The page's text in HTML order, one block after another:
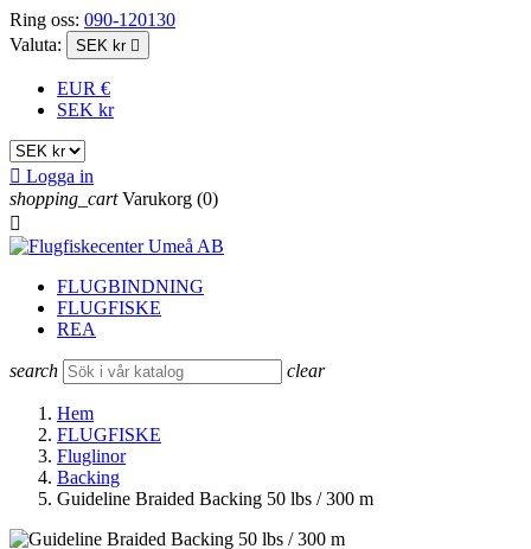
Ring oss: 090-120130
Valuta:
SEK kr 
EUR €
SEK kr
 Logga in
shopping_cart Varukorg (0)

FLUGBINDNING
FLUGFISKE
REA
search clear
Hem
FLUGFISKE
Fluglinor
Backing
Guideline Braided Backing 50 lbs / 300 m